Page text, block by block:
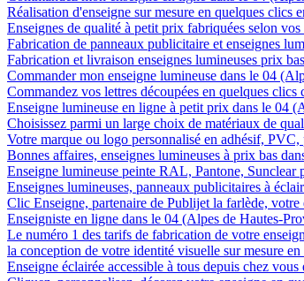
Réalisation d'enseigne sur mesure en quelques
Enseignes de qualité à petit prix fabriquées selon
Fabrication de panneaux publicitaire et enseignes
Fabrication et livraison enseignes lumineuses prix
Commander mon enseigne lumineuse dans le 04
Commandez vos lettres découpées en quelques
Enseigne lumineuse en ligne à petit prix dans le 04
Choisissez parmi un large choix de matériaux de
Votre marque ou logo personnalisé en adhésif,
Bonnes affaires, enseignes lumineuses à prix bas
Enseigne lumineuse peinte RAL, Pantone, Sunclear
Enseignes lumineuses, panneaux publicitaires à
Clic Enseigne, partenaire de Publijet la farlède,
Enseigniste en ligne dans le 04 (Alpes de Hautes-
Le numéro 1 des tarifs de fabrication de votre
la conception de votre identité visuelle sur mesure
Enseigne éclairée accessible à tous depuis chez